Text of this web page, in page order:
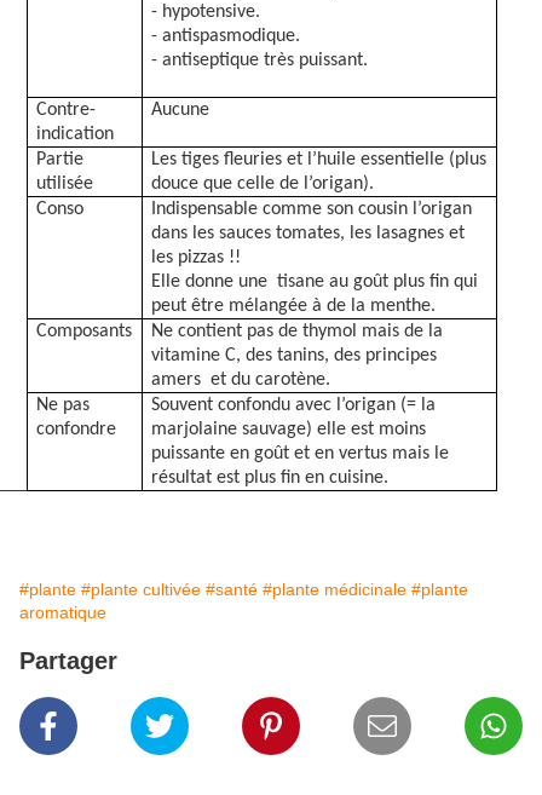
- hypotensive.
- antispasmodique.
- antiseptique très puissant.
Contre-
indication
Aucune
Partie
utilisée
Les tiges fleuries et l’huile essentielle (plus
douce que celle de l’origan).
Conso
Indispensable comme son cousin l’origan
dans les sauces tomates, les lasagnes et
les pizzas !!
Elle donne une tisane au goût plus fin qui
peut être mélangée à de la menthe.
Composants
Ne contient pas de thymol mais de la
vitamine C, des tanins, des principes
amers et du carotène.
Ne pas
confondre
Souvent confondu avec l’origan (= la
marjolaine sauvage) elle est moins
puissante en goût et en vertus mais le
résultat est plus fin en cuisine.
#plante #plante cultivée #santé #plante médicinale #plante
aromatique
Partager